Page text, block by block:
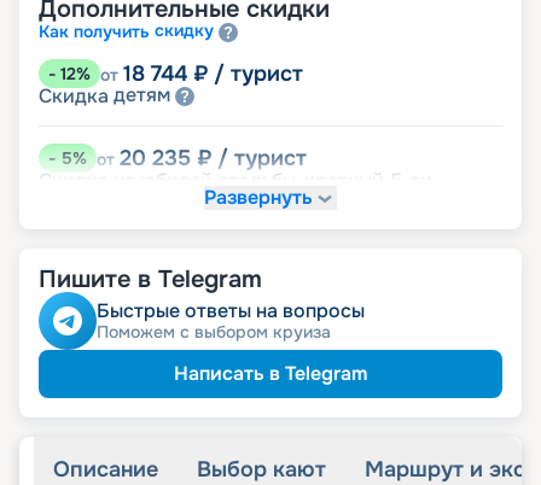
Дополнительные скидки
Как получить скидку
- 12% от 18 744 ₽ / турист
Скидка детям
-5% от 20 235 ₽ / турист
Скидка на юбилей свадьбы, кратный 5-ти
Развернуть
Пишите в Telegram
Быстрые ответы на вопросы
Поможем с выбором круиза
Написать в Telegram
Описание Выбор кают Маршрут и